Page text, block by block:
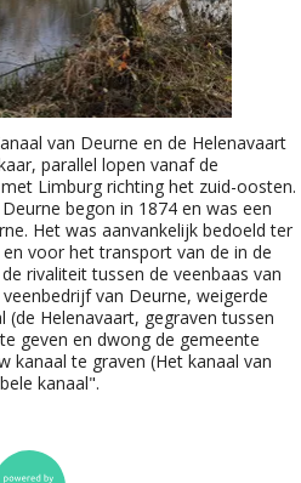
van Deurne en de Helenavaart
parallel lopen vanaf de
Limburg richting het zuid-oosten.
begon in 1874 en was een
Het was aanvankelijk bedoeld ter
voor het transport van de in de
rivaliteit tussen de veenbaas van
van Deurne, weigerde
(de Helenavaart, gegraven tussen
geven en dwong de gemeente
kanaal te graven (Het kanaal van
kanaal".